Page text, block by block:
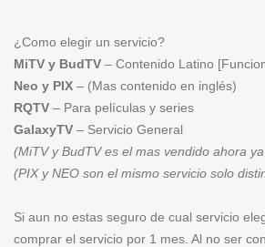
¿Como elegir un servicio?
MiTV y BudTV – Contenido Latino
Neo y PIX – (Mas contenido en inglés)
RQTV – Para películas y series
GalaxyTV – Servicio General
(MiTV y BudTV es el mas vendido ahora
(PIX y NEO son el mismo servicio solo
Si aun no estas seguro de cual servicio
comprar el servicio por 1 mes. Al no ser